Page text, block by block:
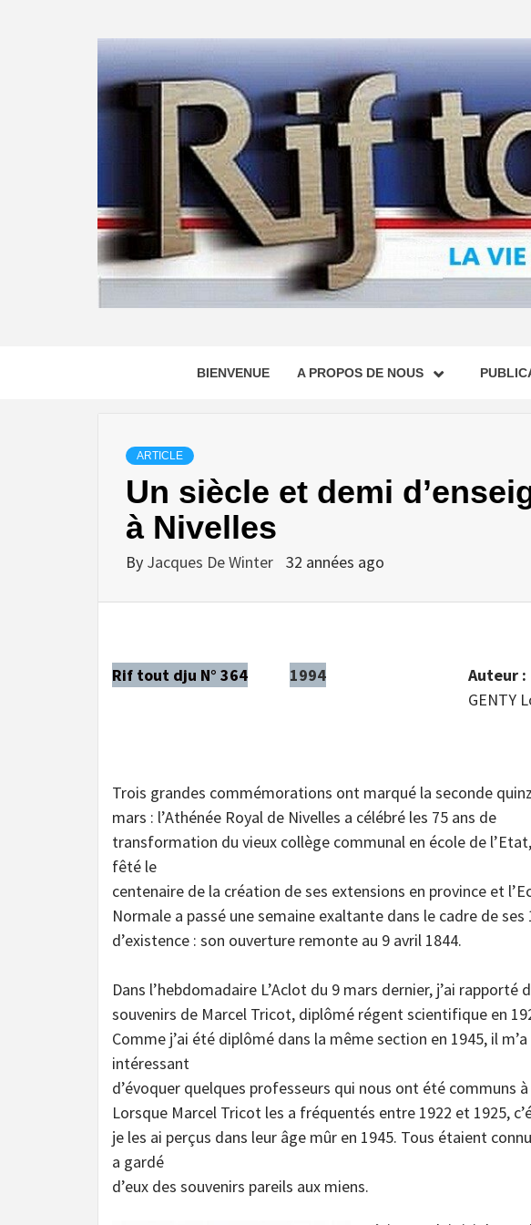
BIENVENUE A PROPOS DE NOUS
ARTICLE
Un siècle et demi
à Nivelles
By Jacques De Winter 32 années ago
Rif tout dju N° 364 1994
Auteur :
GENTY
Trois grandes commémorations ont marqué la seconde
mars : l’Athénée Royal de Nivelles a célébré les 75 ans de
transformation du vieux collège communal en école de l’Etat,
fêté le
centenaire de la création de ses extensions en province et
Normale a passé une semaine exaltante dans le cadre de ses
d’existence : son ouverture remonte au 9 avril 1844.
Dans l’hebdomadaire L’Aclot du 9 mars dernier, j’ai rapporté
souvenirs de Marcel Tricot, diplômé régent scientifique en
Comme j’ai été diplômé dans la même section en 1945, il m’a
intéressant
d’évoquer quelques professeurs qui nous ont été communs
Lorsque Marcel Tricot les a fréquentés entre 1922 et 1925,
je les ai perçus dans leur âge mûr en 1945. Tous étaient
a gardé
d’eux des souvenirs pareils aux miens.